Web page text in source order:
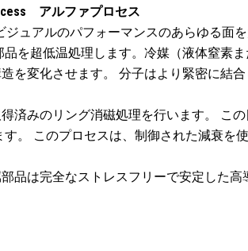
アルファプロセス
ュアルのパフォーマンスのあらゆる面
を超低温処理します。冷媒（液体窒素
を変化させます。 分子はより緊密に結
済みのリング消磁処理を行います。 こ
。 このプロセスは、制御された減衰を
品は完全なストレスフリーで安定した